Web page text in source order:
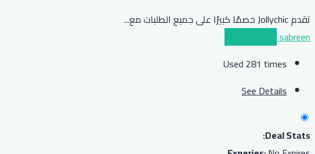
تقدم Jollychic خصمًا كبيرًا على جميع الطلبات مع
...
sabreen
Used 281 times
See Details
Deal Stats: